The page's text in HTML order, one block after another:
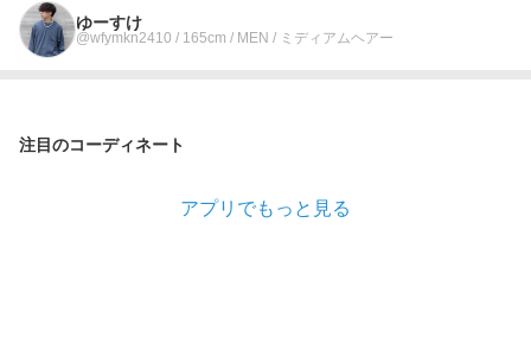
ゆーすけ
@wfymkn2410 / 165cm / MEN / ミディアムヘアー
注目のコーディネート
アプリでもっと見る